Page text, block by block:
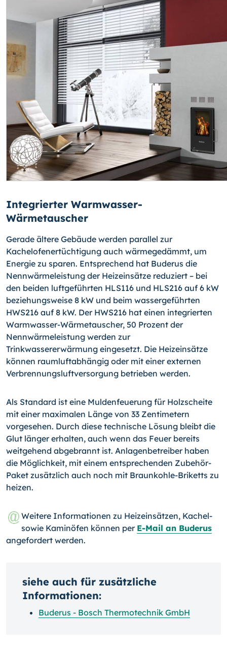
Integrierter Warmwasser-
Wärmetauscher
Gerade ältere Gebäude werden parallel zur
Kachelofenertüchtigung auch wärmege­dämmt, um
Energie zu sparen. Entsprechend hat Buderus die
Nennwärmeleistung der Heizeinsätze reduziert – bei
den beiden luftgeführten HLS116 und HLS216 auf 6 kW
beziehungsweise 8 kW und beim wassergeführten
HWS216 auf 8 kW. Der HWS216 hat einen integrierten
Warmwasser-Wärmetauscher, 50 Prozent der
Nennwärmeleis­tung werden zur
Trinkwassererwärmung eingesetzt. Die Heizeinsätze
können raum­luftabhängig oder mit einer externen
Verbrennungsluftversorgung betrieben werden.
Als Standard ist eine Muldenfeuerung für Holzscheite
mit einer maximalen Länge von 33 Zentimetern
vorgesehen. Durch diese technische Lösung bleibt die
Glut länger er­halten, auch wenn das Feuer bereits
weitgehend abgebrannt ist. Anlagenbetreiber haben
die Möglichkeit, mit einem entsprechenden Zubehör-
Paket zusätzlich auch noch mit Braunkohle-Briketts zu
heizen.
Weitere Informationen zu Heizeinsätzen, Kachel-
sowie Kaminöfen können per E-Mail an Buderus
angefordert werden.
siehe auch für zusätzliche
Informationen:
Buderus - Bosch Thermotechnik GmbH